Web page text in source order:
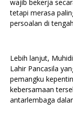
wajib bekerja
tetapi merasa
persoalan di
Lebih lanjut,
Lahir Pancasila
pemangku
kebersamaan
antarlembaga